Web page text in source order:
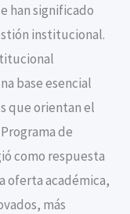
han significado
institucional.
base esencial
que orientan el
de
como respuesta
oferta académica,
más